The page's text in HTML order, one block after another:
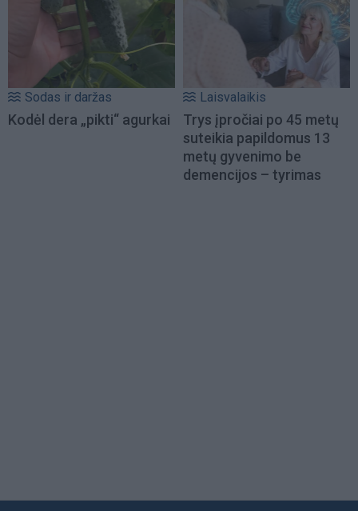
Sodas ir daržas
Kodėl dera „pikti“ agurkai
Laisvalaikis
Trys įpročiai po 45 metų
suteikia papildomus 13
metų gyvenimo be
demencijos – tyrimas